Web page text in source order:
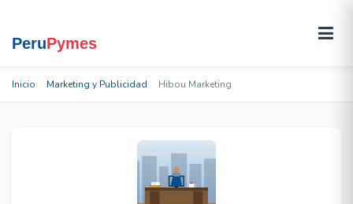
Inicio Marketing y Publicidad Hibou Marketing